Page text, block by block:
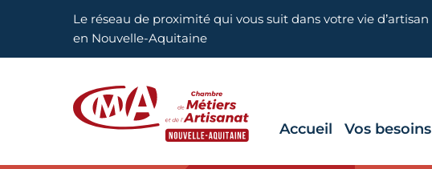
Aller en haut de pageLe réseau de proximité qui vous suit dans votre vie d’artisan
en Nouvelle-Aquitaine
Accueil Vos besoins